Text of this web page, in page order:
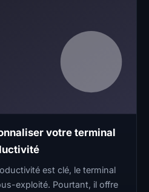
votre terminal
est clé, le terminal
exploité. Pourtant, il offre